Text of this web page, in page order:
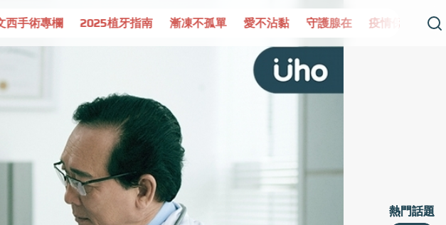
漸凍不孤單 愛不沾黏 守護腺在 疫情保衛戰 再生醫學 愛的未來視 認
熱門話題
熱門話題